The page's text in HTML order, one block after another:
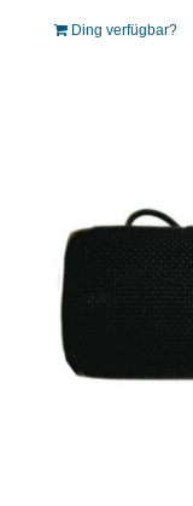
Ding verfügbar?